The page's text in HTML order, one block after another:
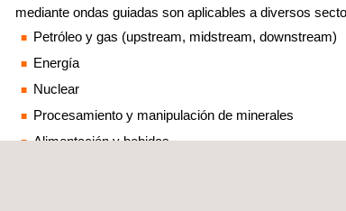
mediante ondas guiadas son aplicables a diversos
Petróleo y gas (upstream, midstream, downstream)
Energía
Nuclear
Procesamiento y manipulación de minerales
Alimentación y bebidas